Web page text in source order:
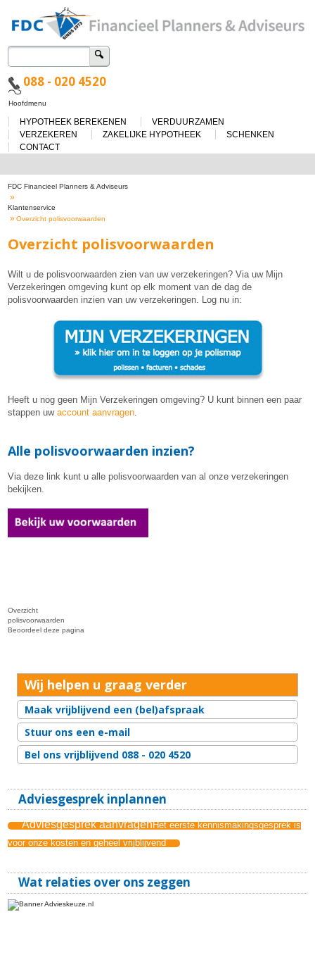
Zoeken
naar:
088 - 020 4520
Spring
inhoud
Hoofdmenu
HYPOTHEEK BEREKENEN
VERDUURZAMEN
VERZEKEREN
ZAKELIJKE HYPOTHEEK
SCHENKEN
CONTACT
FDC Financieel Planners & Adviseurs
»
Klantenservice
» Overzicht polisvoorwaarden
Overzicht polisvoorwaarden
Wilt u de polisvoorwaarden zien van uw verzekeringen? Via uw Mijn
Verzekeringen omgeving kunt op elk moment van de dag de
polisvoorwaarden inzien van uw verzekeringen. Log nu in:
Heeft u nog geen Mijn Verzekeringen omgeving? U kunt binnen een paar
stappen uwaccount aanvragen.
Alle polisvoorwaarden inzien?
Via deze link kunt u alle polisvoorwaarden van al onze verzekeringen
bekijken.
Overzicht
polisvoorwaarden
Beoordeel deze pagina
Wij helpen u graag verder
Maak vrijblijvend een (bel)afspraak
Stuur ons een e-mail
Bel ons vrijblijvend 088 - 020 4520
Adviesgesprek inplannen
Adviesgesprek aanvragenHet eerste kennismakingsgesprek is
voor onze kosten en geheel vrijblijvend
Wat relaties over ons zeggen